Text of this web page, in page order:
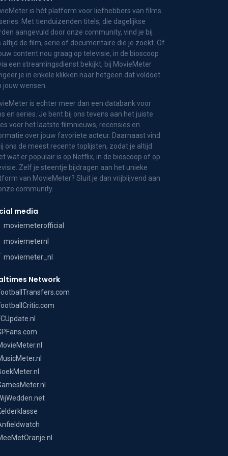
is hét platform voor liefhebbers van films
Met tienduizenden titels, die dagelijkse
aangevuld door onze community, vind je bij
altijd de film, serie of documentaire die je zoekt. Of
content nou graag op televisie, in de bioscoop
een streamingsdienst bekijkt, bij MovieMeter
je in enkele klikken naar hetgeen dat voldoet
jouw wensen.
is echter meer dan een databank voor
en series. Je bent bij ons tevens aan het juiste
voor het laatste filmnieuws, recensies en
over jouw favoriete acteur. Daarnaast vind
ons de meest recente toplijsten, zodat je altijd
wat er populair is op Netflix, in de bioscoop of op
Zelf je steentje bijdragen aan het unieke
van MovieMeter? Sluit je dan vrijblijvend aan
community.
media
moviemeterofficial
moviemeternl
moviemeter_nl
Network